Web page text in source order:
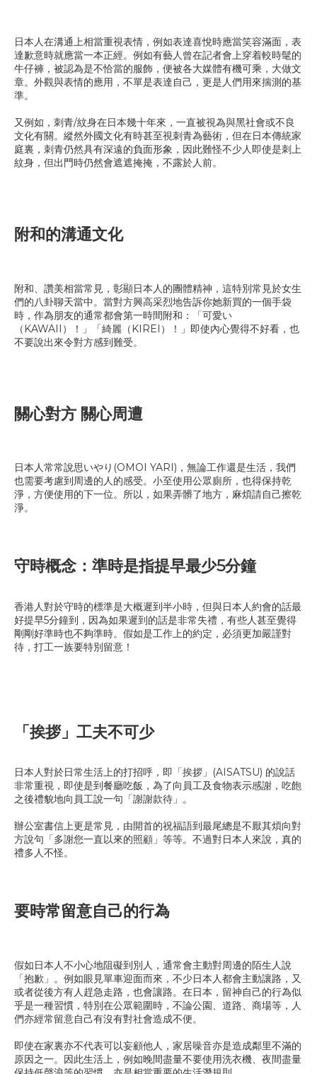
日本人在溝通上相當重視表情，例如表達喜悅時應當笑容滿面，表
達歉意時就應當一本正經。例如有藝人曾在記者會上穿着較時髦的
牛仔褲，被認為是不恰當的服飾，便被各大媒體有機可乘，大做文
章。外觀與表情的應用，不單是表達自己，更是人們用來揣測的基
準。
又例如，刺青/紋身在日本幾十年來，一直被視為與黑社會或不良
文化有關。縱然外國文化有時甚至視刺青為藝術，但在日本傳統家
庭裏，刺青仍然具有深遠的負面形象，因此難怪不少人即使是刺上
紋身，但出門時仍然會遮遮掩掩，不露於人前。
附和的溝通文化
附和、讚美相當常見，彰顯日本人的團體精神，這特別常見於女生
們的八卦聊天當中。當對方興高采烈地告訴你她新買的一個手袋
時，作為朋友的通常都會第一時間附和：「可愛い
（KAWAII）！」「綺麗（KIREI）！」即使內心覺得不好看，也
不要說出來令對方感到難受。
關心對方 關心周遭
日本人常常說思いやり(OMOI YARI)，無論工作還是生活，我們
也需要考慮到周邊的人的感受。小至使用公眾廁所，也得保持乾
淨，方便使用的下一位。所以，如果弄髒了地方，麻煩請自己擦乾
淨。
守時概念：準時是指提早最少5分鐘
香港人對於守時的標準是大概遲到半小時，但與日本人約會的話最
好提早5分鐘到，因為如果遲到的話是非常失禮，有些人甚至覺得
剛剛好準時也不夠準時。假如是工作上的約定，必須更加嚴謹對
待，打工一族要特別留意！
「挨拶」工夫不可少
日本人對於日常生活上的打招呼，即「挨拶」(AISATSU) 的說話
非常重視，即使是到餐廳吃飯，為了向員工及食物表示感謝，吃飽
之後禮貌地向員工說一句「謝謝款待」。
辦公室書信上更是常見，由開首的祝福語到最尾總是不厭其煩向對
方說句「多謝您一直以來的照顧」等等。不過對日本人來說，真的
禮多人不怪。
要時常留意自己的行為
假如日本人不小心地阻礙到別人，通常會主動對周邊的陌生人說
「抱歉」。例如眼見單車迎面而來，不少日本人都會主動讓路，又
或者從後方有人趕急走路，也會讓路。在日本，留神自己的行為似
乎是一種習慣，特別在公眾範圍時，不論公園、道路、商場等，人
們亦經常留意自己有沒有對社會造成不便。
即使在家裏亦不代表可以妄顧他人，家居噪音亦是造成鄰里不滿的
原因之一。因此生活上，例如晚間盡量不要使用洗衣機、夜間盡量